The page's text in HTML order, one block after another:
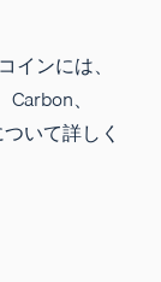
ンには、
、
いて詳しく